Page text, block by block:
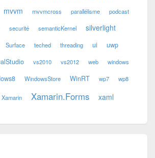
mvvm mvvmcross parallélisme podcast
securité semanticKernel silverlight
Surface teched threading ui uwp
vs2010 vs2012 web windows
WindowsStore WinRT wp7 wp8
Xamarin Xamarin.Forms xaml